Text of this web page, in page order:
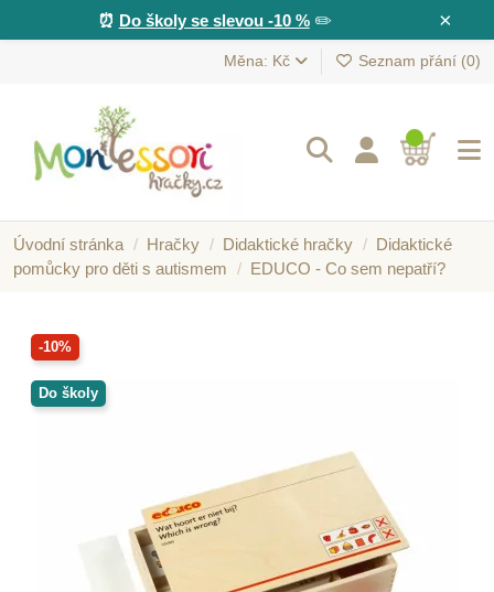
×
⏰ Do školy se slevou -10 %✏️
Měna: Kč Seznam přání (0)
Úvodní stránka Hračky Didaktické hračky
Didaktické
pomůcky pro děti s autismem
EDUCO - Co sem nepatří?
-10%
Do školy